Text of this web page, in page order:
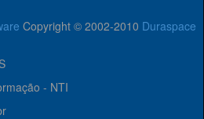
Copyright © 2002-2010 Duraspace
- NTI